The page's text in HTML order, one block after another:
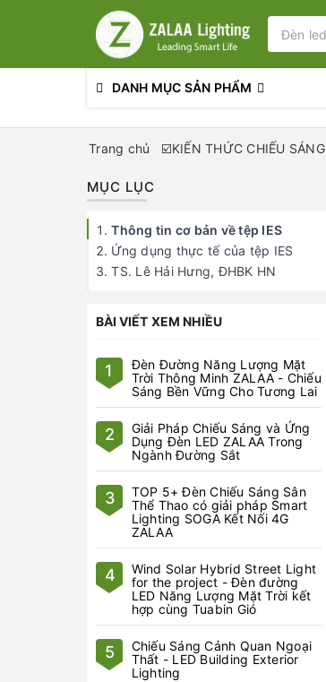
DANH MỤC SẢN PHẨM
Trang chủ ☑️KIẾN THỨC CHIẾU SÁNG
MỤC LỤC
Thông tin cơ bản về tệp IES
Ứng dụng thực tế của tệp IES
TS. Lê Hải Hưng, ĐHBK HN
BÀI VIẾT XEM NHIỀU
1
Đèn Đường Năng Lượng Mặt
Trời Thông Minh ZALAA - Chiếu
Sáng Bền Vững Cho Tương Lai
2
Giải Pháp Chiếu Sáng và Ứng
Dụng Đèn LED ZALAA Trong
Ngành Đường Sắt
3
TOP 5+ Đèn Chiếu Sáng Sân
Thể Thao có giải pháp Smart
Lighting SOGA Kết Nối 4G
ZALAA
4
Wind Solar Hybrid Street Light
for the project - Đèn đường
LED Năng Lượng Mặt Trời kết
hợp cùng Tuabin Gió
5
Chiếu Sáng Cảnh Quan Ngoại
Thất - LED Building Exterior
Lighting